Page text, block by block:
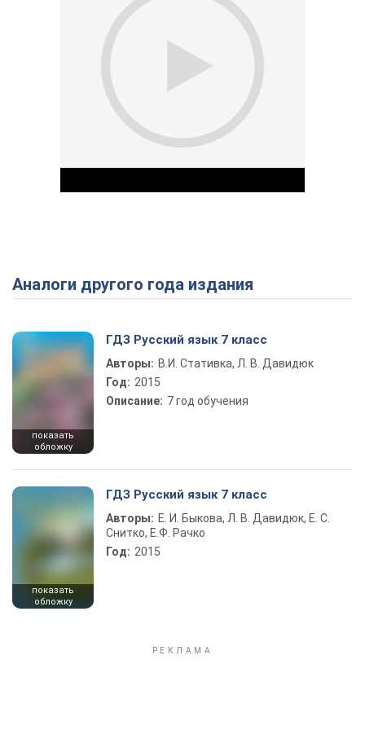
Play Video
Аналоги другого года издания
показать
обложку
ГДЗ Русский язык 7 класс
Авторы: В.И. Стативка, Л. В. Давидюк
Год: 2015
Описание: 7 год обучения
показать
обложку
ГДЗ Русский язык 7 класс
Авторы: Е. И. Быкова, Л. В. Давидюк, Е. С.
Снитко, Е.Ф. Рачко
Год: 2015